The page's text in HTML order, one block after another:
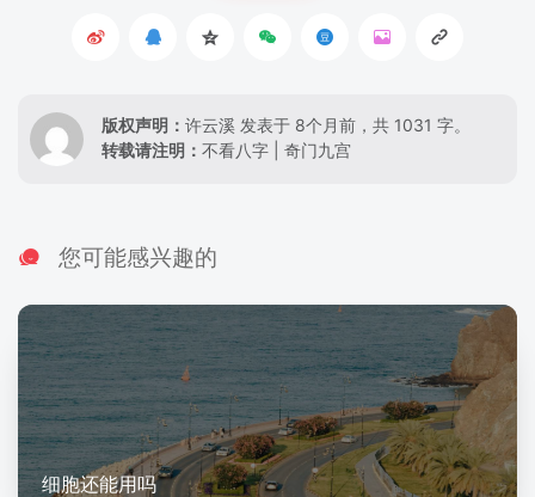
版权声明： 许云溪 发表于 8个月前，共 1031 字。
转载请注明： 不看八字 | 奇门九宫
您可能感兴趣的
细胞还能用吗